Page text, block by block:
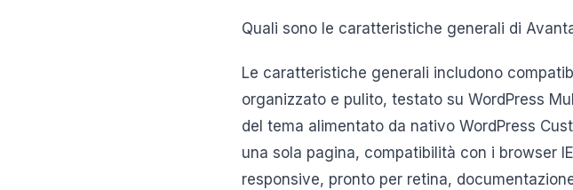
Quali sono le caratteristiche generali di
Le caratteristiche generali includono
organizzato e pulito, testato su WordPress
del tema alimentato da nativo WordPress
una sola pagina, compatibilità con i browser
responsive, pronto per retina,